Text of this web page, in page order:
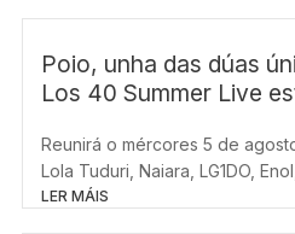
Poio, unha das dúas
Los 40 Summer Live
Reunirá o mércores 5 de
Lola Tuduri, Naiara, LG1DO,
LER MÁIS